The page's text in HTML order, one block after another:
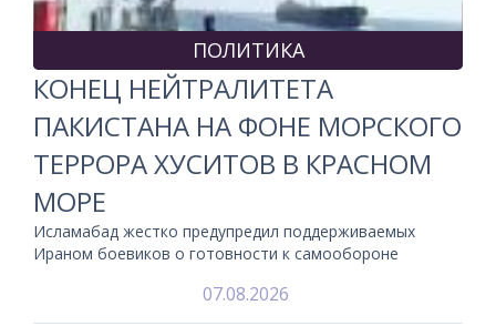
ПОЛИТИКА
КОНЕЦ НЕЙТРАЛИТЕТА
ПАКИСТАНА НА ФОНЕ МОРСКОГО
ТЕРРОРА ХУСИТОВ В КРАСНОМ
МОРЕ
Исламабад жестко предупредил поддерживаемых
Ираном боевиков о готовности к самообороне
07.08.2026